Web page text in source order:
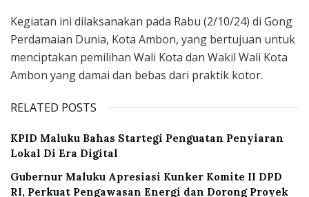
Kegiatan ini dilaksanakan pada Rabu (2/10/24) di Gong
Perdamaian Dunia, Kota Ambon, yang bertujuan untuk
menciptakan pemilihan Wali Kota dan Wakil Wali Kota
Ambon yang damai dan bebas dari praktik kotor.
RELATED POSTS
KPID Maluku Bahas Startegi Penguatan Penyiaran
Lokal Di Era Digital
Gubernur Maluku Apresiasi Kunker Komite II DPD
RI, Perkuat Pengawasan Energi dan Dorong Proyek